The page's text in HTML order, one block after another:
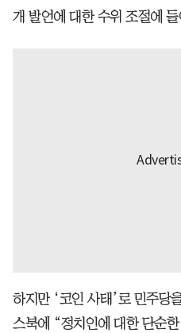
개 발언에 대한 수위 조절에 들
하지만 ‘코인 사태’로 민주당
스북에 “정치인에 대한 단순